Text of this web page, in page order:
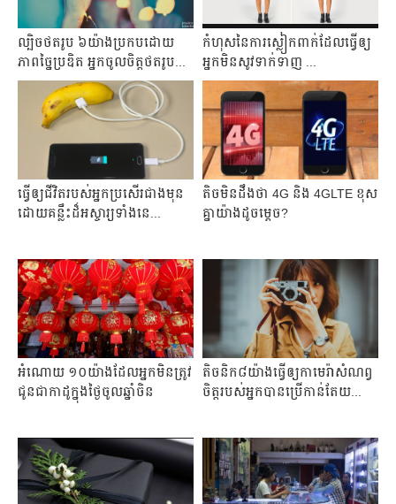
ល្បិច​ថត​រូប​ ៦​យ៉ាង​ប្រកប​ដោយ​
ភាព​ច្នៃ​ប្រឌិត​ អ្នកចូល​ចិត្ត​ថត​រូប​​...
កំហុស​នៃ​ការ​ស្លៀក​ពាក់​ដែល​ធ្វើ​ឲ្យ​
អ្នក​មិន​សូវ​ទាក់​ទាញ ...
ធ្វើ​ឲ្យ​ជីវិត​របស់​អ្នក​ប្រសើរ​ជាង​មុន​
ដោយ​គន្លឹះ​ដ៏​អស្ចារ្យ​ទាំង​នេ...
តិច​មិន​ដឹង​ថា​ 4G និង​​ 4GLTE ខុស​
គ្នា​យ៉ាង​ដូច​ម្តេច?
អំណោយ ១០យ៉ាង​ដែល​អ្នក​មិន​ត្រូវ​
ជូន​ជា​កាដូ​ក្នុង​ថ្ងៃ​ចូល​ឆ្នាំ​ចិន
តិចនិក​៨​យ៉ាង​ធ្វើ​ឲ្យ​កាមេរ៉ា​សំណព្វ​
ចិត្ត​របស់​អ្នក​បានប្រើ​កាន់​តែយ...